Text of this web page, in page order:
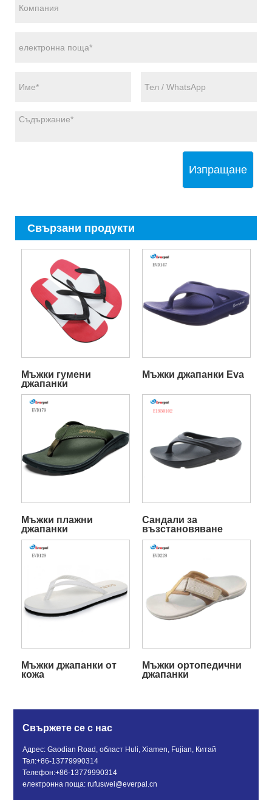
Изпращане
Свързани продукти
Мъжки гумени
джапанки
Мъжки джапанки Eva
Мъжки плажни
джапанки
Сандали за
възстановяване
Мъжки джапанки от
кожа
Мъжки ортопедични
джапанки
Свържете се с нас
Адрес: Gaodian Road, област Huli, Xiamen, Fujian, Китай
Тел:+86-13779990314
Телефон:+86-13779990314
електронна поща:rufuswei@everpal.cn